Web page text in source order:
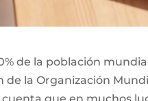
de la población
la Organización